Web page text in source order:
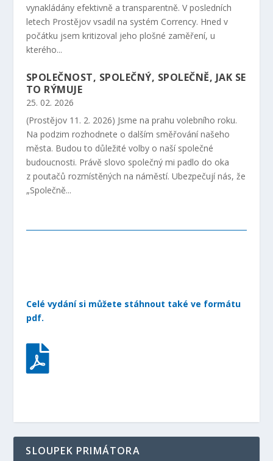
vynakládány efektivně a transparentně. V posledních
letech Prostějov vsadil na systém Corrency. Hned v
počátku jsem kritizoval jeho plošné zaměření, u
kterého...
SPOLEČNOST, SPOLEČNÝ, SPOLEČNĚ, JAK SE
TO RÝMUJE
25. 02. 2026
(Prostějov 11. 2. 2026) Jsme na prahu volebního roku.
Na podzim rozhodnete o dalším směřování našeho
města. Budou to důležité volby o naší společné
budoucnosti. Právě slovo společný mi padlo do oka
z poutačů rozmístěných na náměstí. Ubezpečují nás, že
„Společně...
Celé vydání si můžete stáhnout také ve formátu
pdf.

SLOUPEK PRIMÁTORA